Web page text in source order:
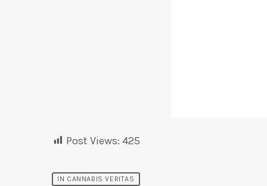
Post Views: 425
IN CANNABIS VERITAS